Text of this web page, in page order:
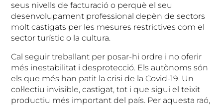
seus nivells de facturació o perquè el seu
desenvolupament professional depèn de sectors
molt castigats per les mesures restrictives com el
sector turístic o la cultura.
Cal seguir treballant per posar-hi ordre i no oferir
més inestabilitat i desprotecció. Els autònoms són
els que més han patit la crisi de la Covid-19. Un
col·lectiu invisible, castigat, tot i que sigui el teixit
productiu més important del país. Per aquesta raó,